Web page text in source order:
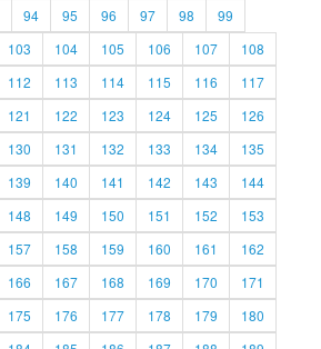
94 95 96 97 98
99
103 104 105 106 107
108
112 113 114 115 116
117
121 122 123 124 125
126
130 131 132 133 134
135
139 140 141 142 143
144
148 149 150 151 152
153
157 158 159 160 161
162
166 167 168 169 170
171
175 176 177 178 179
180